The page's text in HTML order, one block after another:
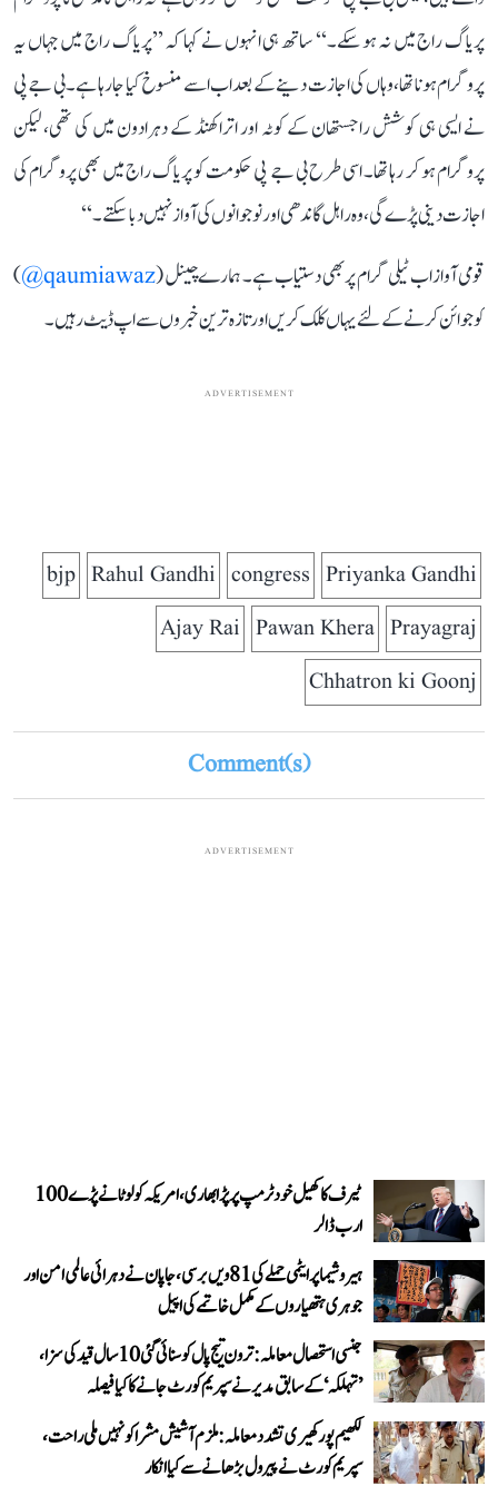
پریاگ راج میں نہ ہو سکے۔‘‘ ساتھ ہی انہوں نے کہا کہ ’’پریاگ راج میں جہاں یہ
پروگرام ہونا تھا، وہاں کی اجازت دینے کے بعد اب اسے منسوخ کیا جا رہا ہے۔ بی جے پی
نے ایسی ہی کوشش راجستھان کے کوٹہ اور اتراکھنڈ کے دہرادون میں کی تھی، لیکن
پروگرام ہو کر رہا تھا۔ اسی طرح بی جے پی حکومت کو پریاگ راج میں بھی پروگرام کی
اجازت دینی پڑے گی، وہ راہل گاندھی اور نوجوانوں کی آواز نہیں دبا سکتے۔‘‘
قومی آواز اب ٹیلی گرام پر بھی دستیاب ہے۔ ہمارے چینل (qaumiawaz@
)
کو جوائن کرنے کے لئے یہاں کلک کریں اور تازہ ترین خبروں سے اپ ڈیٹ رہیں۔
ADVERTISEMENT
Priyanka Gandhi
congress
Rahul Gandhi
bjp
Prayagraj
Pawan Khera
Ajay Rai
Chhatron ki Goonj
Comment(s)
ADVERTISEMENT
ٹیرف کا کھیل خود ٹرمپ پر پڑا بھاری، امریکہ کو لوٹانے پڑے 100
ارب ڈالر
ہیروشیما پر ایٹمی حملے کی 81ویں برسی، جاپان نے دہرائی عالمی امن اور
جوہری ہتھیاروں کے مکمل خاتمے کی اپیل
جنسی استحصال معاملہ: ترون تیج پال کو سنائی گئی 10 سال قید کی سزا،
’تہلکہ‘ کے سابق مدیر نے سپریم کورٹ جانے کا کیا فیصلہ
لکھیم پور کھیری تشدد معاملہ: ملزم آشیش مشرا کو نہیں ملی راحت،
سپریم کورٹ نے پیرول بڑھانے سے کیا انکار